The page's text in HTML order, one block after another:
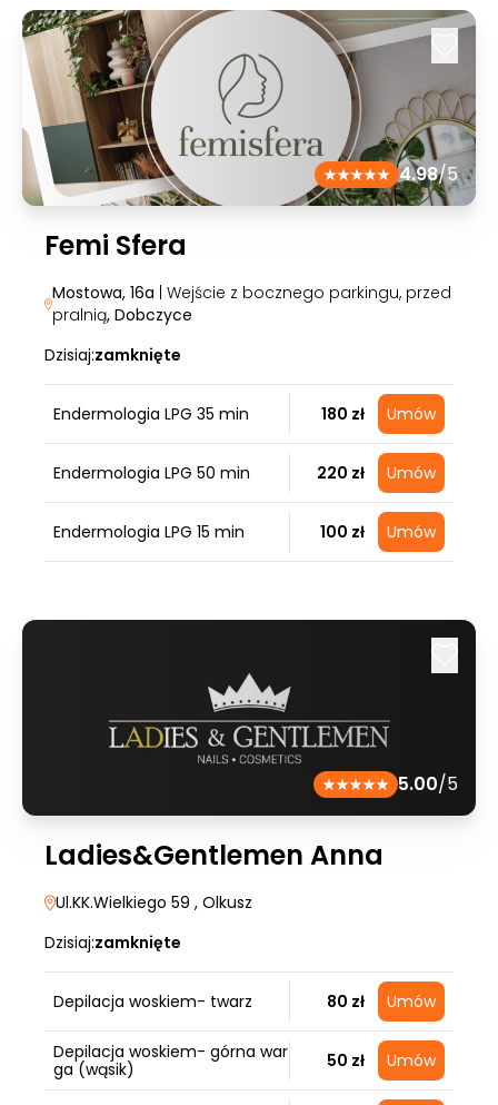
4.98/5
Femi Sfera
Mostowa, 16a | Wejście z bocznego parkingu, przed
pralnią, Dobczyce
Dzisiaj:zamknięte
Endermologia LPG 35 min 180 zł Umów
Endermologia LPG 50 min 220 zł Umów
Endermologia LPG 15 min 100 zł Umów
5.00/5
Ladies&Gentlemen Anna
Ul.KK.Wielkiego 59 , Olkusz
Dzisiaj:zamknięte
Depilacja woskiem- twarz 80 zł Umów
Depilacja woskiem- górna war
ga (wąsik)
50 zł Umów